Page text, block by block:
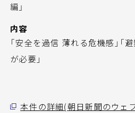
編」
内容
「安全を過信 薄れる危機感」「
が必要」
本件の詳細(朝日新聞のウェ